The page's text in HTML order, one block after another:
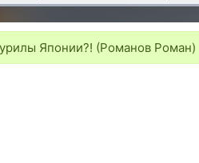
Японии?! (Романов Роман)